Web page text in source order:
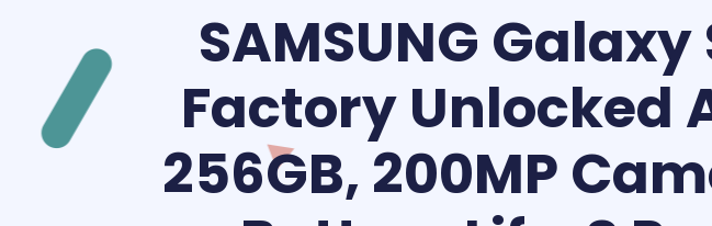
SAMSUNG
Factory Unlocked
256GB, 200MP